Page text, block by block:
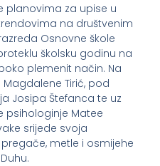
planovima za upise u
na društvenim
Osnovne škole
školsku godinu na
plemenit način. Na
Tirić, pod
Josipa Štefanca te uz
psihologinje Matee
srijede svoja
metle i osmijehe